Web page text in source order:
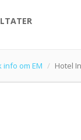
info om EM Hotel